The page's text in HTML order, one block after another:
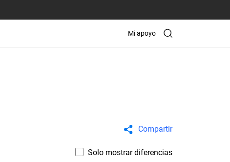
Mi apoyo
Compartir
Solo mostrar diferencias